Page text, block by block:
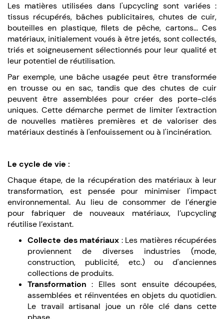
Les matières utilisées dans l'upcycling sont variées :
tissus récupérés, bâches publicitaires, chutes de cuir,
bouteilles en plastique, filets de pêche, cartons... Ces
matériaux, initialement voués à être jetés, sont collectés,
triés et soigneusement sélectionnés pour leur qualité et
leur potentiel de réutilisation.
Par exemple, une bâche usagée peut être transformée
en trousse ou en sac, tandis que des chutes de cuir
peuvent être assemblées pour créer des porte-clés
uniques. Cette démarche permet de limiter l'extraction
de nouvelles matières premières et de valoriser des
matériaux destinés à l'enfouissement ou à l'incinération.
Le cycle de vie :
Chaque étape, de la récupération des matériaux à leur
transformation, est pensée pour minimiser l'impact
environnemental. Au lieu de consommer de l’énergie
pour fabriquer de nouveaux matériaux, l’upcycling
réutilise l’existant.
Collecte des matériaux : Les matières récupérées
proviennent de diverses industries (mode,
construction, publicité, etc.) ou d'anciennes
collections de produits.
Transformation : Elles sont ensuite découpées,
assemblées et réinventées en objets du quotidien.
Le travail artisanal joue un rôle clé dans cette